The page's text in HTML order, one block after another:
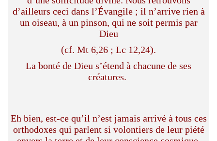
d’ailleurs ceci dans l’Évangile ; il n’arrive rien à
un oiseau, à un pinson, qui ne soit permis par
Dieu
(cf. Mt 6,26 ; Lc 12,24).
La bonté de Dieu s’étend à chacune de ses
créatures.
Eh bien, est-ce qu’il n’est jamais arrivé à tous ces
orthodoxes qui parlent si volontiers de leur piété